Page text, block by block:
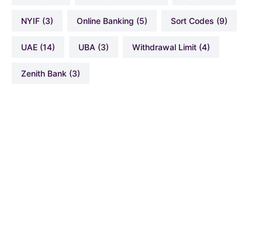
NYIF (3) Online Banking (5) Sort Codes (9)
UAE (14) UBA (3) Withdrawal Limit (4)
Zenith Bank (3)